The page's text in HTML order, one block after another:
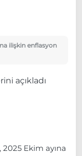
ilişkin enflasyon
Ekim ayına